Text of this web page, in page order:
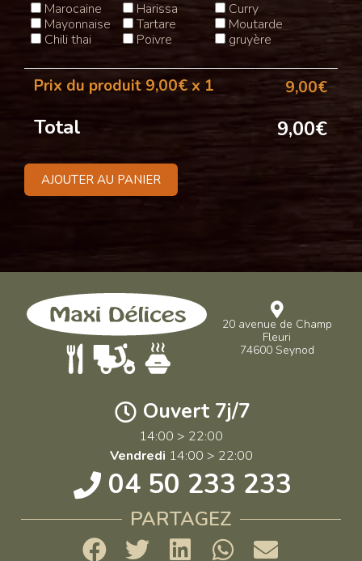
Marocaine
Harissa
Curry
Mayonnaise
Tartare
Moutarde
Chili thai
Poivre gruyère
Prix du produit 9,00€ x 1 9,00€
Total 9,00€
AJOUTER AU PANIER
20 avenue de Champ
Fleuri
74600 Seynod
Ouvert 7j/7
14:00 > 22:00
Vendredi 14:00 > 22:00
04 50 233 233
PARTAGEZ